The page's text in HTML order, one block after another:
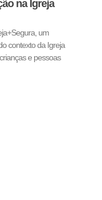
na Igreja
um
contexto da Igreja
e pessoas